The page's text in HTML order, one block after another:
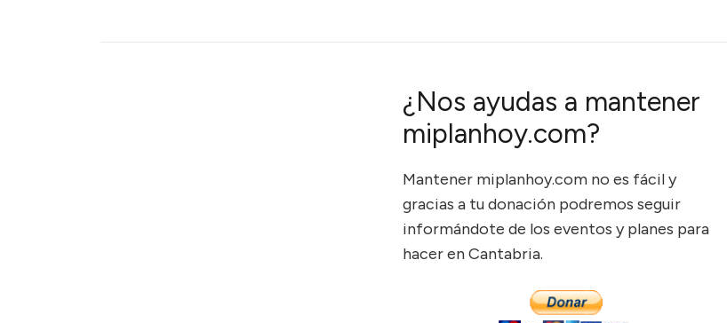
¿Nos ayudas a mantener
miplanhoy.com?
Mantener miplanhoy.com no es fácil y
gracias a tu donación podremos seguir
informándote de los eventos y planes para
hacer en Cantabria.